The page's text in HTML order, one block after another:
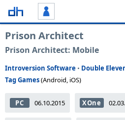
Prison Architect
Prison Architect: Mobile
Introversion Software • Double
Tag Games(Android, iOS)
PC 06.10.2015 XOne